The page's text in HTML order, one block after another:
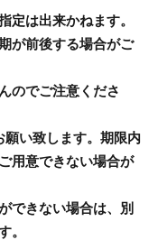
定は出来かねます。
が前後する場合がご
のでご注意くださ
い致します。期限内
用意できない場合が
できない場合は、別
。